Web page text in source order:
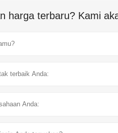
harga terbaru? Kami